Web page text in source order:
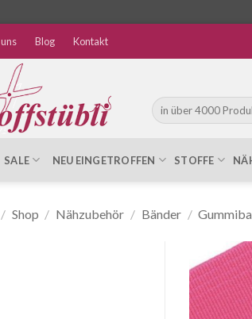
Blog Kontakt
Suche
nach:
SALE NEU EINGETROFFEN STOFFE
/ Shop / Nähzubehör / Bänder /